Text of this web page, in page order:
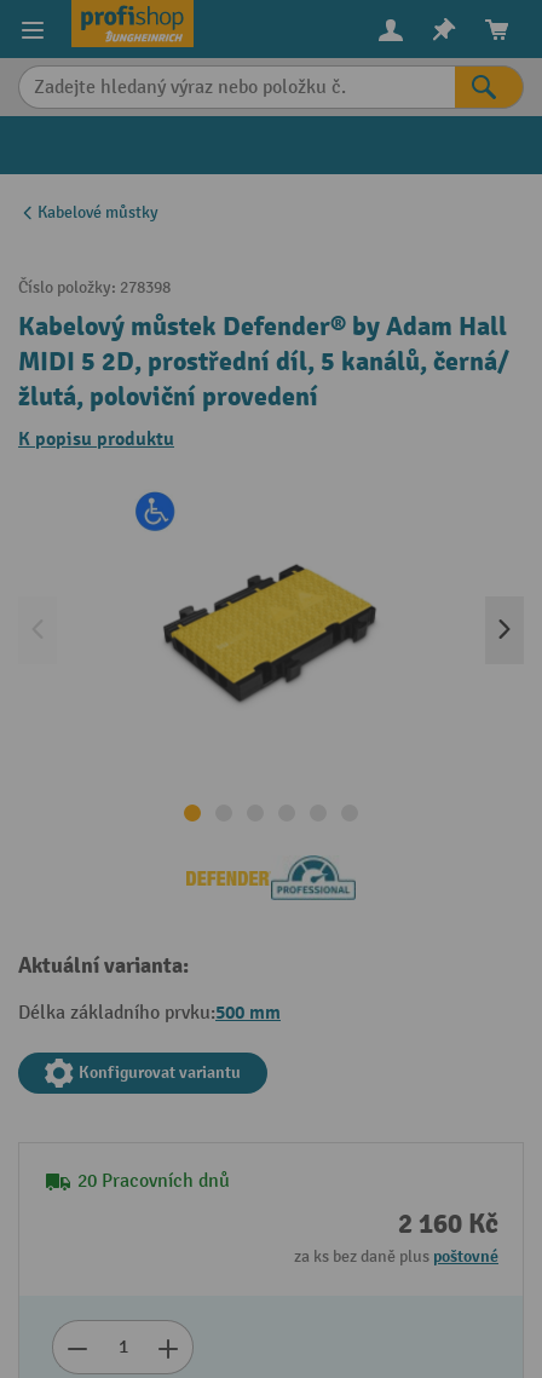
content
Kabelové můstky
Číslo položky: 278398
Kabelový můstek Defender® by Adam Hall
MIDI 5 2D, prostřední díl, 5 kanálů, černá/
žlutá, poloviční provedení
K popisu produktu
Aktuální varianta:
Délka základního prvku:500 mm
Konfigurovat variantu
20 Pracovních dnů
2 160 Kč
za ks bez daně plus poštovné